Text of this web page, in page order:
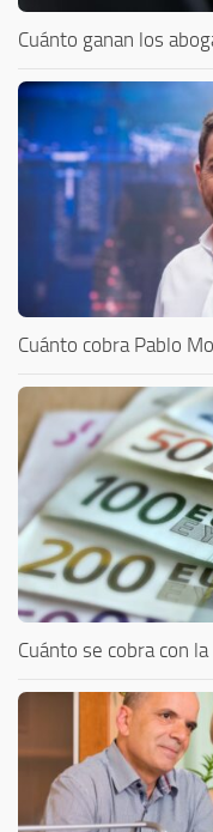
Cuánto ganan los
Cuánto cobra Pablo
Cuánto se cobra con